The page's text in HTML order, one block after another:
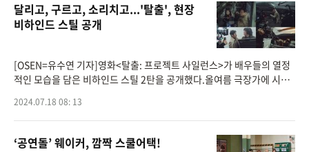
달리고, 구르고, 소리치고...'탈출', 현장
비하인드 스틸 공개
[OSEN=유수연 기자]영화<탈출: 프로젝트 사일런스>가 배우들의 열정
적인 모습을 담은 비하인드 스틸 2탄을 공개했다.올여름 극장가에 시원
(이하<탈
2024.07.18 08: 13
‘공연돌’ 웨이커, 깜짝 스쿨어택!